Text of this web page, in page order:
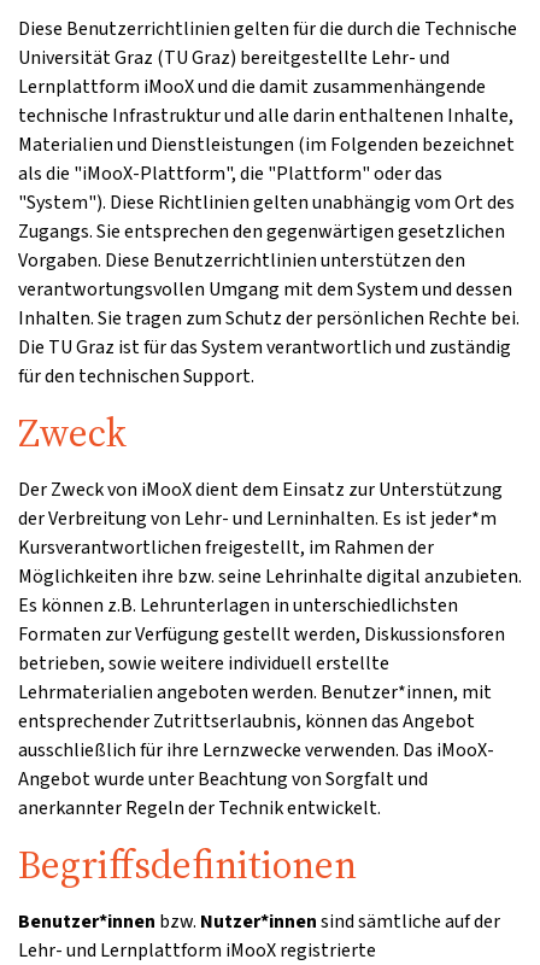
Diese Benutzerrichtlinien gelten für die durch die Technische
Universität Graz (TU Graz) bereitgestellte Lehr- und
Lernplattform iMooX und die damit zusammenhängende
technische Infrastruktur und alle darin enthaltenen Inhalte,
Materialien und Dienstleistungen (im Folgenden bezeichnet
als die "iMooX-Plattform", die "Plattform" oder das
"System"). Diese Richtlinien gelten unabhängig vom Ort des
Zugangs. Sie entsprechen den gegenwärtigen gesetzlichen
Vorgaben. Diese Benutzerrichtlinien unterstützen den
verantwortungsvollen Umgang mit dem System und dessen
Inhalten. Sie tragen zum Schutz der persönlichen Rechte bei.
Die TU Graz ist für das System verantwortlich und zuständig
für den technischen Support.
Zweck
Der Zweck von iMooX dient dem Einsatz zur Unterstützung
der Verbreitung von Lehr- und Lerninhalten. Es ist jeder*m
Kursverantwortlichen freigestellt, im Rahmen der
Möglichkeiten ihre bzw. seine Lehrinhalte digital anzubieten.
Es können z.B. Lehrunterlagen in unterschiedlichsten
Formaten zur Verfügung gestellt werden, Diskussionsforen
betrieben, sowie weitere individuell erstellte
Lehrmaterialien angeboten werden. Benutzer*innen, mit
entsprechender Zutrittserlaubnis, können das Angebot
ausschließlich für ihre Lernzwecke verwenden. Das iMooX-
Angebot wurde unter Beachtung von Sorgfalt und
anerkannter Regeln der Technik entwickelt.
Begriffsdefinitionen
Benutzer*innen bzw. Nutzer*innensind sämtliche auf der
Lehr- und Lernplattform iMooX registrierte